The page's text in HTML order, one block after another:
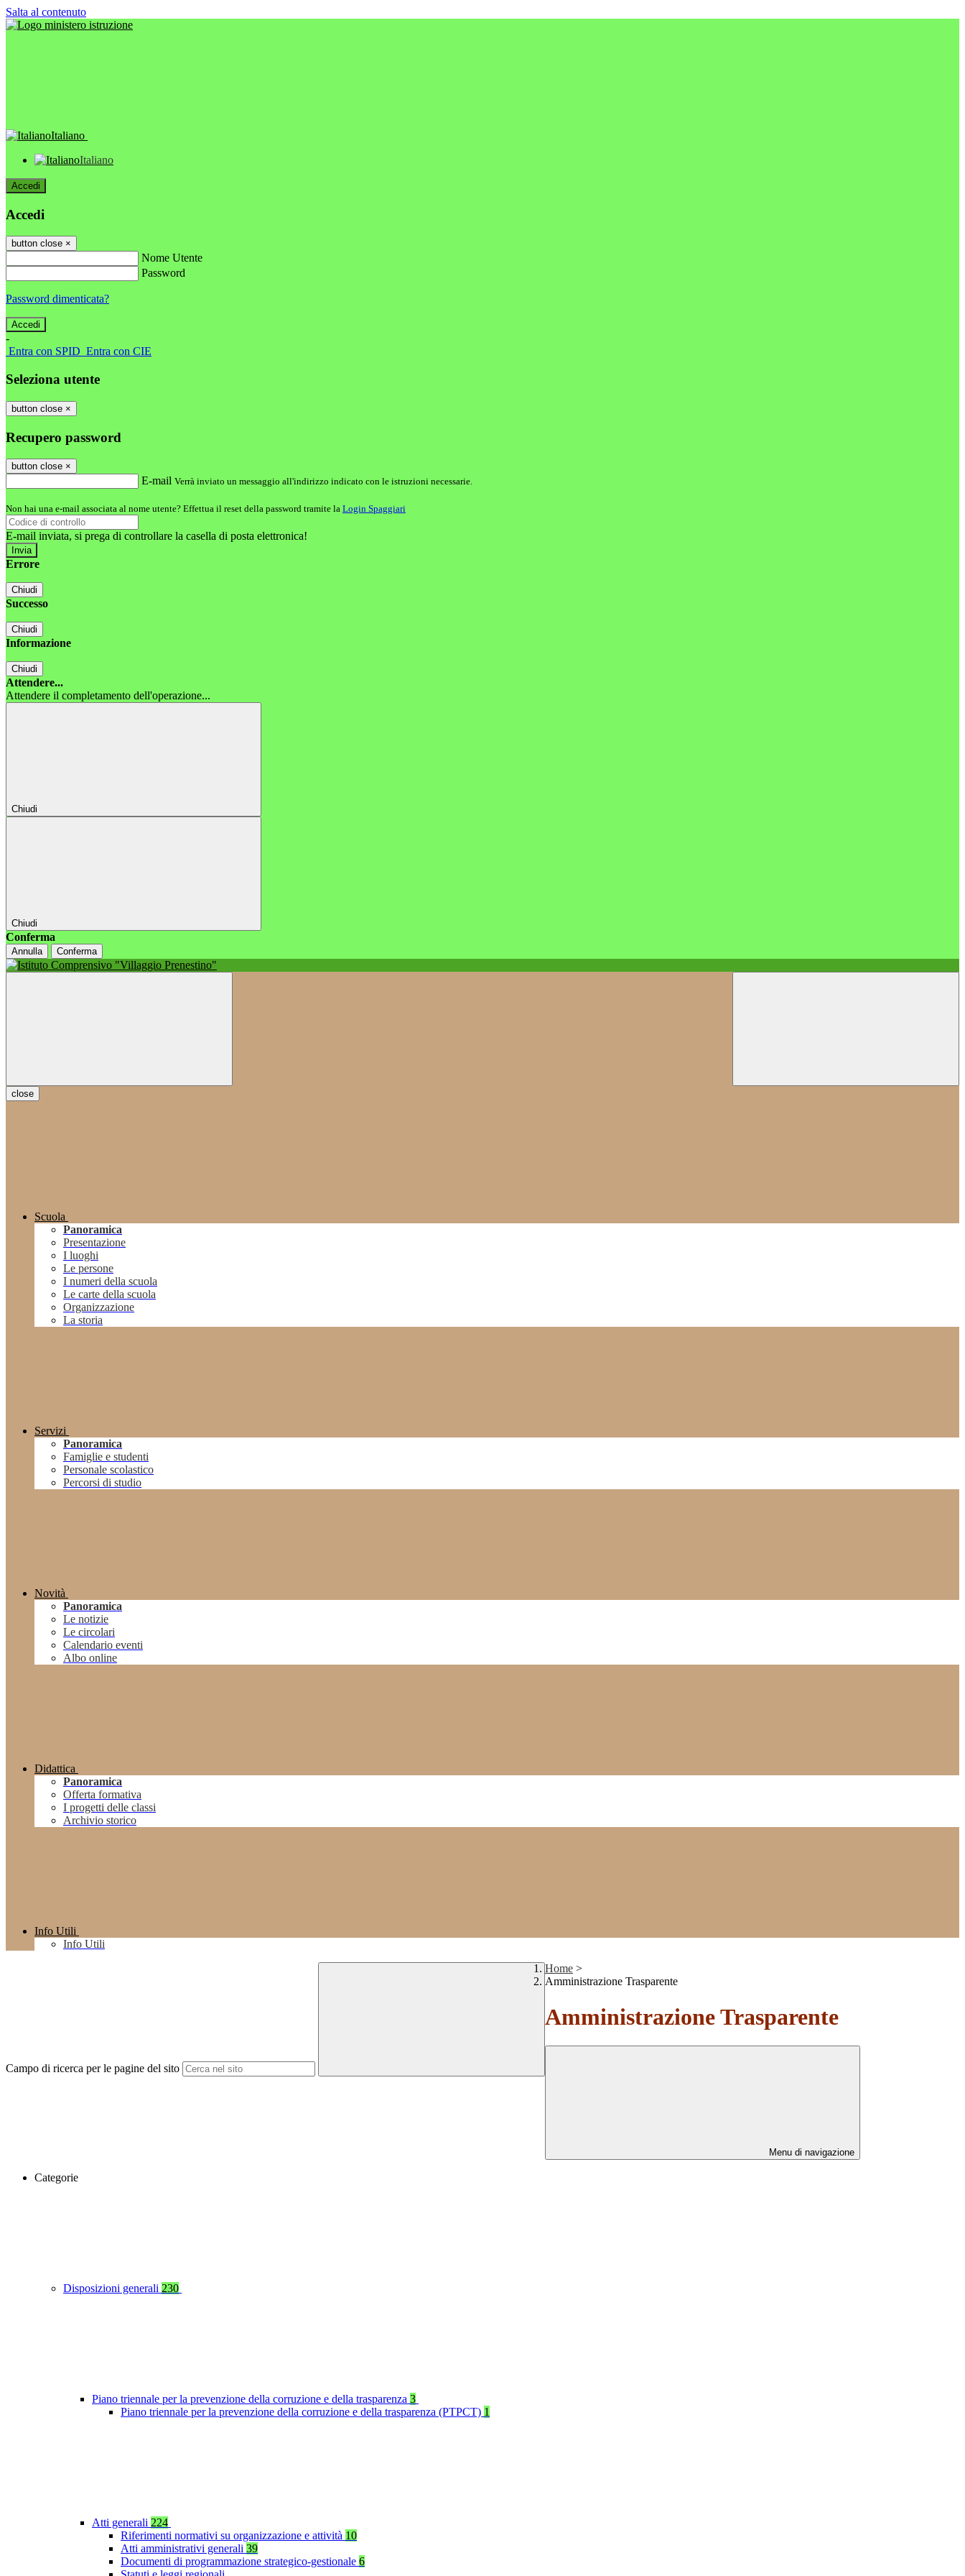
Salta al contenuto
Italiano
Italiano
Accedi
Accedi
button close ×
Nome Utente
Password
Password dimenticata?
-
Entra con SPID Entra con CIE
Seleziona utente
button close ×
Recupero password
button close ×
E-mail Verrà inviato un messaggio all'indirizzo indicato con le istruzioni necessarie.
Non hai una e-mail associata al nome utente? Effettua il reset della password tramite la Login Spaggiari
E-mail inviata, si prega di controllare la casella di posta elettronica!
Errore
Chiudi
Successo
Chiudi
Informazione
Chiudi
Attendere...
Attendere il completamento dell'operazione...
Chiudi
Chiudi
Conferma
Annulla Conferma
close
Scuola
Panoramica
Presentazione
I luoghi
Le persone
I numeri della scuola
Le carte della scuola
Organizzazione
La storia
Servizi
Panoramica
Famiglie e studenti
Personale scolastico
Percorsi di studio
Novità
Panoramica
Le notizie
Le circolari
Calendario eventi
Albo online
Didattica
Panoramica
Offerta formativa
I progetti delle classi
Archivio storico
Info Utili
Info Utili
Campo di ricerca per le pagine del sito
Home >
Amministrazione Trasparente
Amministrazione Trasparente
Menu di navigazione
Categorie
Disposizioni generali 230
Piano triennale per la prevenzione della corruzione e della trasparenza 3
Piano triennale per la prevenzione della corruzione e della trasparenza (PTPCT) 1
Atti generali 224
Riferimenti normativi su organizzazione e attività 10
Atti amministrativi generali 39
Documenti di programmazione strategico-gestionale 6